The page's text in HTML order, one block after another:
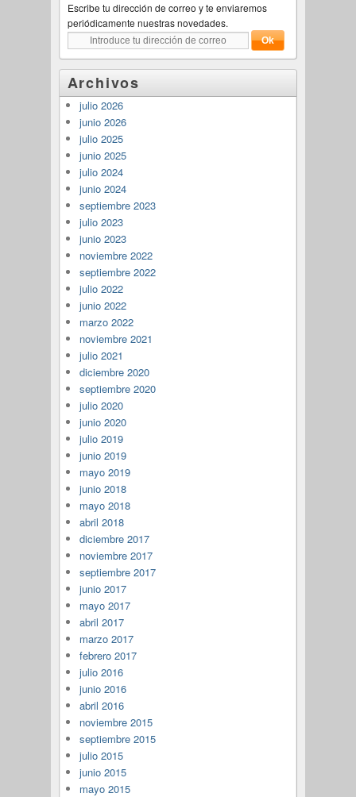
Escribe tu dirección de correo y te enviaremos
periódicamente nuestras novedades.
Archivos
julio 2026
junio 2026
julio 2025
junio 2025
julio 2024
junio 2024
septiembre 2023
julio 2023
junio 2023
noviembre 2022
septiembre 2022
julio 2022
junio 2022
marzo 2022
noviembre 2021
julio 2021
diciembre 2020
septiembre 2020
julio 2020
junio 2020
julio 2019
junio 2019
mayo 2019
junio 2018
mayo 2018
abril 2018
diciembre 2017
noviembre 2017
septiembre 2017
junio 2017
mayo 2017
abril 2017
marzo 2017
febrero 2017
julio 2016
junio 2016
abril 2016
noviembre 2015
septiembre 2015
julio 2015
junio 2015
mayo 2015